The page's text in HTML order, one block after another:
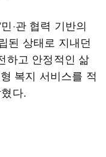
·관 협력 기반의
된 상태로 지내던
하고 안정적인 삶
복지 서비스를 적
다.